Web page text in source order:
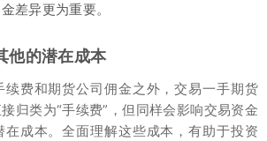
差异更为重要。
他的潜在成本
续费和期货公司佣金之外，交易一手期货
归类为“手续费”，但同样会影响交易资金
成本。全面理解这些成本，有助于投资